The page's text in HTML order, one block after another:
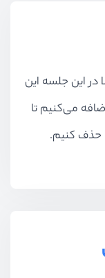
در این جلسه این
می‌کنیم تا
حذف کنیم.